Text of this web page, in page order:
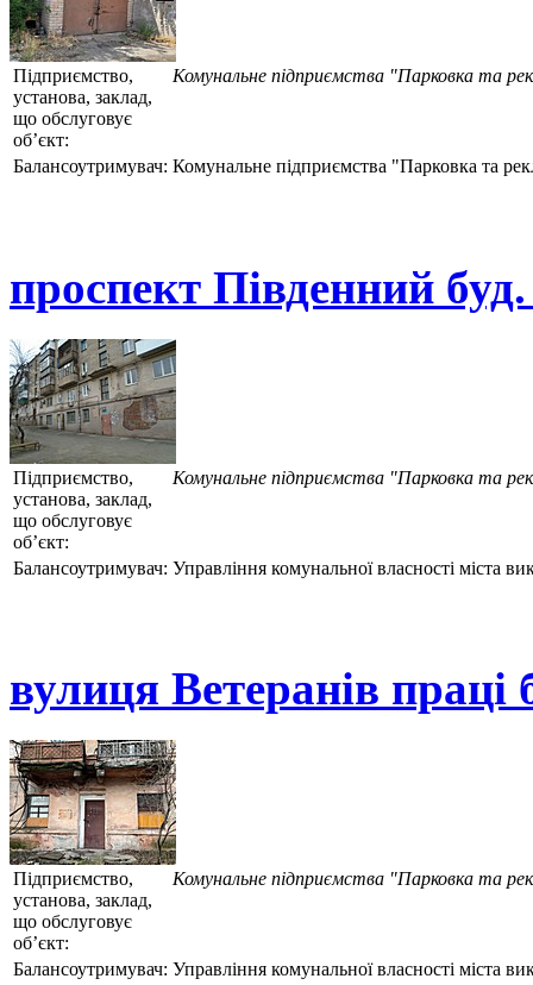
Підприємство,
установа, заклад,
що обслуговує
об’єкт:
Комунальне підприємства "Парковка та
Балансоутримувач: Комунальне підприємства "Парковка та
проспект Південний
Підприємство,
установа, заклад,
що обслуговує
об’єкт:
Комунальне підприємства "Парковка та
Балансоутримувач: Управління комунальної власності міста
вулиця Ветеранів праці
Підприємство,
установа, заклад,
що обслуговує
об’єкт:
Комунальне підприємства "Парковка та
Балансоутримувач: Управління комунальної власності міста